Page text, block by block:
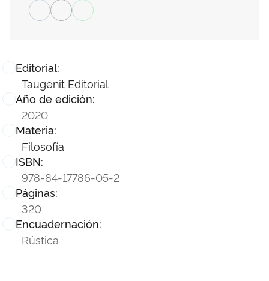
Editorial:
Taugenit Editorial
Año de edición:
2020
Materia:
Filosofía
ISBN:
978-84-17786-05-2
Páginas:
320
Encuadernación:
Rústica